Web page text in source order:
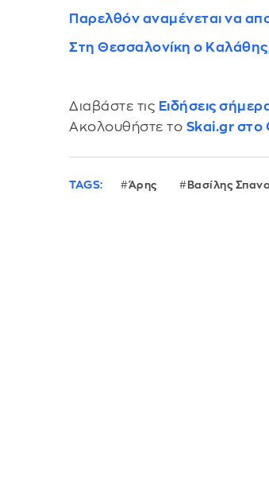
Παρελθόν αναμένεται να
Στη Θεσσαλονίκη ο
Διαβάστε τις Ειδήσεις
Ακολουθήστε το Skai.gr στο
TAGS: Άρης Βασίλης